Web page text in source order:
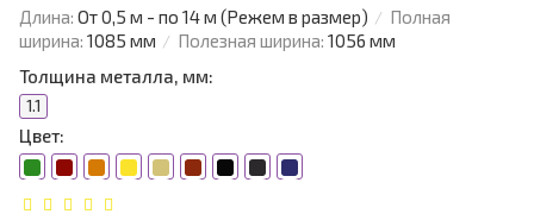
Длина: От 0,5 м - по 14 м (Режем в размер)
Полная
ширина: 1085 мм Полезная ширина: 1056 мм
Толщина металла, мм:
1.1
Цвет: